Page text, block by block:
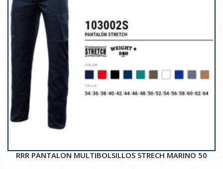
RRR PANTALON MULTIBOLSILLOS STRECH MARINO 50